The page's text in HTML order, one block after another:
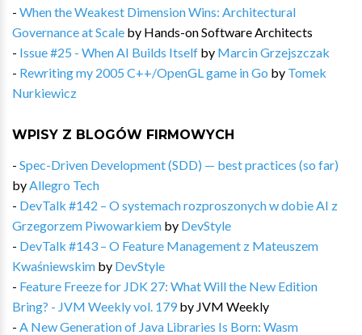
- When the Weakest Dimension Wins: Architectural
Governance at Scale by Hands-on Software Architects
- Issue #25 - When AI Builds Itself by Marcin Grzejszczak
- Rewriting my 2005 C++/OpenGL game in Go by Tomek
Nurkiewicz
WPISY Z BLOGÓW FIRMOWYCH
- Spec-Driven Development (SDD) — best practices (so far)
by Allegro Tech
- DevTalk #142 – O systemach rozproszonych w dobie AI z
Grzegorzem Piwowarkiem by DevStyle
- DevTalk #143 – O Feature Management z Mateuszem
Kwaśniewskim by DevStyle
- Feature Freeze for JDK 27: What Will the New Edition
Bring? - JVM Weekly vol. 179 by JVM Weekly
- A New Generation of Java Libraries Is Born: Wasm